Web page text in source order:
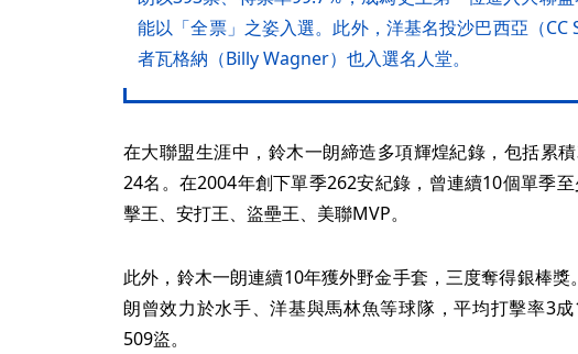
能以「全票」之姿入選。此外，洋基名投沙巴西亞（
者瓦格納（Billy Wagner）也入選名人堂。
在大聯盟生涯中，鈴木一朗締造多項輝煌紀錄，包括累
24名。在2004年創下單季262安紀錄，曾連續10個單季
擊王、安打王、盜壘王、美聯MVP。
此外，鈴木一朗連續10年獲外野金手套，三度奪得銀棒
朗曾效力於水手、洋基與馬林魚等球隊，平均打擊率3成
509盜。